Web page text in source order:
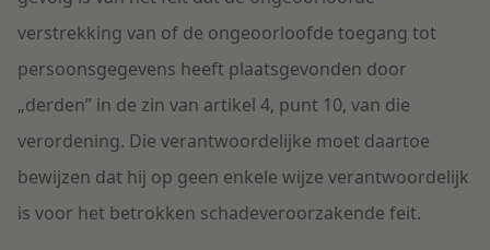
verstrekking van of de ongeoorloofde toegang tot
persoonsgegevens heeft plaatsgevonden door
„derden” in de zin van artikel 4, punt 10, van die
verordening. Die verantwoordelijke moet daartoe
bewijzen dat hij op geen enkele wijze verantwoordelijk
is voor het betrokken schadeveroorzakende feit.